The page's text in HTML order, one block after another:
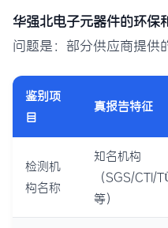
华强北电子元器件的环保
问题是：部分供应商提供
鉴别项
目
真报告特征
检测机
构名称
知名机构
（SGS/CTI/
等）